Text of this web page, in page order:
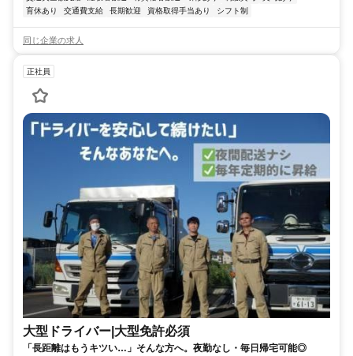
育休あり
交通費支給 長期歓迎 資格取得手当あり シフト制
同じ企業の求人
正社員
大型ドライバー|大型免許必須
「長距離はもうキツい…」そんな方へ。夜勤なし・毎日帰宅可能◎